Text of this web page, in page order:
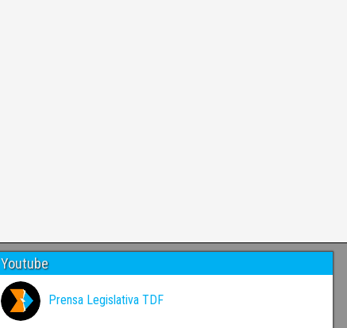
Youtube
Prensa Legislativa TDF